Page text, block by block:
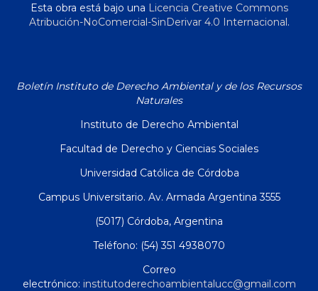
Esta obra está bajo una Licencia Creative Commons
Atribución-NoComercial-SinDerivar 4.0 Internacional.
Boletín Instituto de Derecho Ambiental y de los Recursos
Naturales
Instituto de Derecho Ambiental
Facultad de Derecho y Ciencias Sociales
Universidad Católica de Córdoba
Campus Universitario. Av. Armada Argentina 3555
(5017) Córdoba, Argentina
Teléfono: (54) 351 4938070
Correo
electrónico: institutoderechoambientalucc@gmail.com